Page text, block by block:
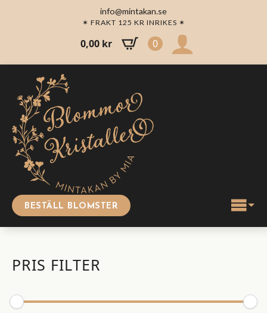
info@mintakan.se
✶ FRAKT 125 KR INRIKES ✶
0,00 kr 0
BESTÄLL BLOMSTER
PRIS FILTER